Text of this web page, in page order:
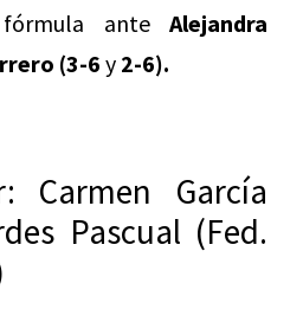
ante Alejandra
(3-6 y 2-6).
Carmen García
Pascual (Fed.